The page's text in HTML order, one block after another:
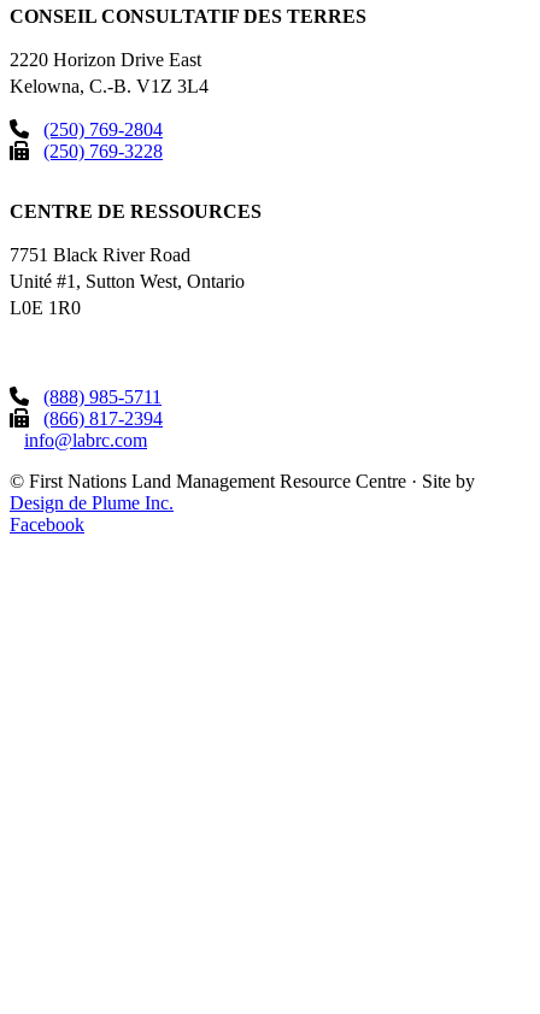
CONSEIL CONSULTATIF DES TERRES
2220 Horizon Drive East
Kelowna, C.-B. V1Z 3L4
(250) 769-2804
(250) 769-3228
CENTRE DE RESSOURCES
7751 Black River Road
Unité #1, Sutton West, Ontario
L0E 1R0
(888) 985-5711
(866) 817-2394
info@labrc.com
© First Nations Land Management Resource Centre · Site by
Design de Plume Inc.
Facebook